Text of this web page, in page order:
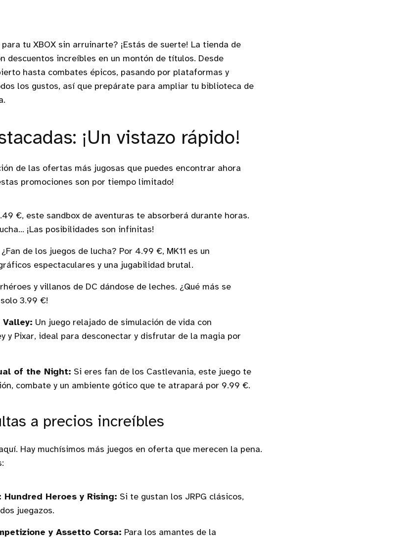
para tu XBOX sin arruinarte? ¡Estás de suerte! La tienda de
descuentos increíbles en un montón de títulos. Desde
hasta combates épicos, pasando por plataformas y
los gustos, así que prepárate para ampliar tu biblioteca de
¡Un vistazo rápido!
de las ofertas más jugosas que puedes encontrar ahora
promociones son por tiempo limitado!
€, este sandbox de aventuras te absorberá durante horas.
¡Las posibilidades son infinitas!
¿Fan de los juegos de lucha? Por 4.99 €, MK11 es un
espectaculares y una jugabilidad brutal.
y villanos de DC dándose de leches. ¿Qué más se
3.99 €!
Valley: Un juego relajado de simulación de vida con
y Pixar, ideal para desconectar y disfrutar de la magia por
of the Night: Si eres fan de los Castlevania, este juego te
combate y un ambiente gótico que te atrapará por 9.99 €.
a precios increíbles
Hay muchísimos más juegos en oferta que merecen la pena.
Hundred Heroes y Rising: Si te gustan los JRPG clásicos,
juegazos.
y Assetto Corsa: Para los amantes de la